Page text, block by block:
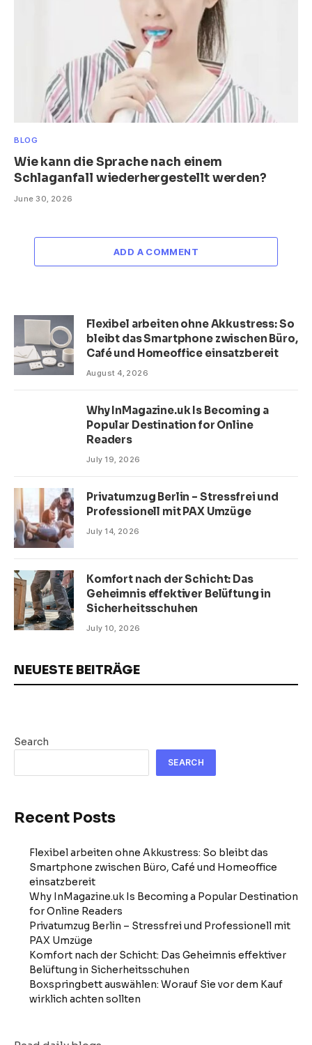
BLOG
Wie kann die Sprache nach einem
Schlaganfall wiederhergestellt werden?
June 30, 2026
ADD A COMMENT
Flexibel arbeiten ohne Akkustress: So
bleibt das Smartphone zwischen Büro,
Café und Homeoffice einsatzbereit
August 4, 2026
Why InMagazine.uk Is Becoming a
Popular Destination for Online
Readers
July 19, 2026
Privatumzug Berlin – Stressfrei und
Professionell mit PAX Umzüge
July 14, 2026
Komfort nach der Schicht: Das
Geheimnis effektiver Belüftung in
Sicherheitsschuhen
July 10, 2026
NEUESTE BEITRÄGE
Search
SEARCH
Recent Posts
Flexibel arbeiten ohne Akkustress: So bleibt das
Smartphone zwischen Büro, Café und Homeoffice
einsatzbereit
Why InMagazine.uk Is Becoming a Popular Destination
for Online Readers
Privatumzug Berlin – Stressfrei und Professionell mit
PAX Umzüge
Komfort nach der Schicht: Das Geheimnis effektiver
Belüftung in Sicherheitsschuhen
Boxspringbett auswählen: Worauf Sie vor dem Kauf
wirklich achten sollten